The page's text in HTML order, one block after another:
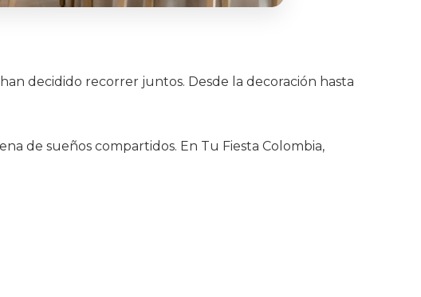
decidido recorrer juntos. Desde la decoración hasta
de sueños compartidos. En Tu Fiesta Colombia,